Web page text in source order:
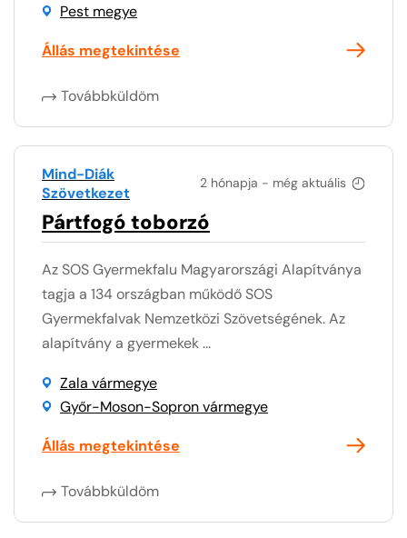
Pest megye
Állás megtekintése
Továbbküldöm
2 hónapja - még aktuális
Mind-Diák
Szövetkezet
Pártfogó toborzó
Az SOS Gyermekfalu Magyarországi Alapítványa
tagja a 134 országban működő SOS
Gyermekfalvak Nemzetközi Szövetségének. Az
alapítvány a gyermekek ...
Zala vármegye
Győr-Moson-Sopron vármegye
Állás megtekintése
Továbbküldöm